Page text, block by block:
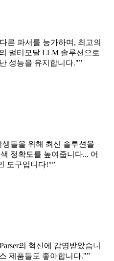
른 파서를 능가하며, 최고의
멀티모달 LLM 솔루션으로
성능을 유지합니다."”
들을 위해 최신 솔루션을
정확도를 높여줍니다... 어
도구입니다!"”
의 혁신에 감명받았습니
제품들도 좋아합니다."”